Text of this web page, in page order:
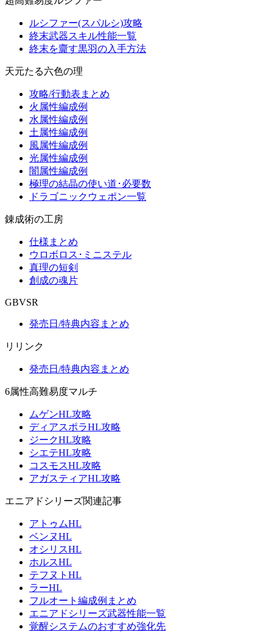
ルシファー(スパルシ)攻略
終末武器スキル性能一覧
終末を齎す黒羽の入手方法
天元たる六色の理
攻略/行動表まとめ
火属性編成例
水属性編成例
土属性編成例
風属性編成例
光属性編成例
闇属性編成例
極理の結晶の使い道･必要数
ドラゴニックウェポン一覧
錬成術の工房
仕様まとめ
ウロボロス･ミニステル
真理の短剣
創成の魂片
GBVSR
発売日/特典内容まとめ
リリンク
発売日/特典内容まとめ
6属性高難易度マルチ
ムゲンHL攻略
ディアスポラHL攻略
ジークHL攻略
シエテHL攻略
コスモスHL攻略
アガスティアHL攻略
エニアドシリーズ関連記事
アトゥムHL
ベンヌHL
オシリスHL
ホルスHL
テフヌトHL
ラーHL
フルオート編成例まとめ
エニアドシリーズ武器性能一覧
覚醒システムのおすすめ強化先